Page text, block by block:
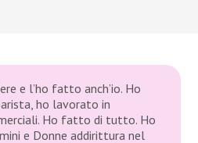
e l’ho fatto anch’io. Ho
ho lavorato in
Ho fatto di tutto. Ho
e Donne addirittura nel